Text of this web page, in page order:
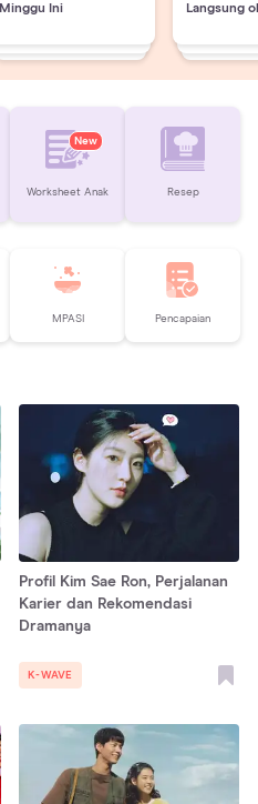
Minggu Ini
Langsung
New
Worksheet Anak Resep
MPASI Pencapaian
Profil Kim Sae Ron, Perjalanan
Karier dan Rekomendasi
Dramanya
K-WAVE